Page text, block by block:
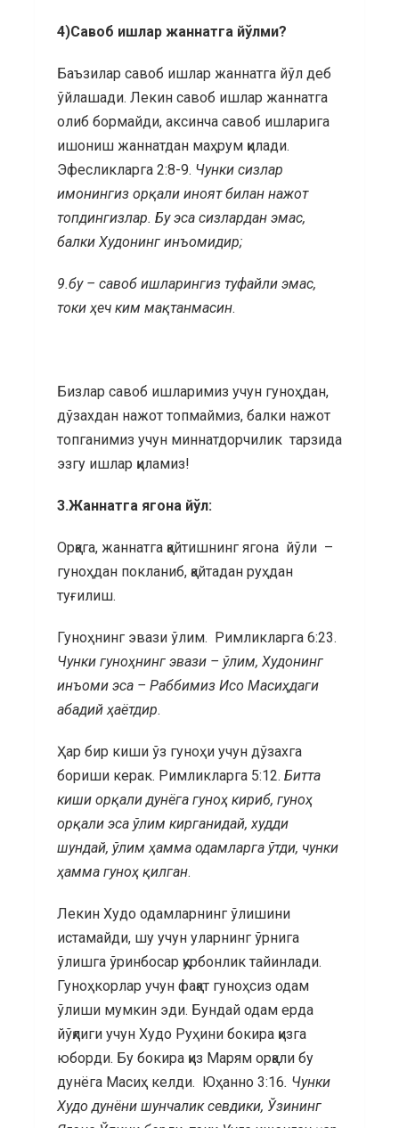
4)Савоб ишлар жаннатга йўлми?
Баъзилар савоб ишлар жаннатга йўл деб
ўйлашади. Лекин савоб ишлар жаннатга
олиб бормайди, аксинча савоб ишларига
ишониш жаннатдан маҳрум қилади.
Эфесликларга 2:8-9. Чунки сизлар
имонингиз орқали иноят билан нажот
топдингизлар. Бу эса сизлардан эмас,
балки Худонинг инъомидир;
9.бу – савоб ишларингиз туфайли эмас,
токи ҳеч ким мақтанмасин.
Бизлар савоб ишларимиз учун гуноҳдан,
дўзахдан нажот топмаймиз, балки нажот
топганимиз учун миннатдорчилик тарзида
эзгу ишлар қиламиз!
3.Жаннатга ягона йўл:
Орқага, жаннатга қайтишнинг ягона йўли –
гуноҳдан покланиб, қайтадан руҳдан
туғилиш.
Гуноҳнинг эвази ўлим. Римликларга 6:23.
Чунки гуноҳнинг эвази – ўлим, Худонинг
инъоми эса – Раббимиз Исо Масиҳдаги
абадий ҳаётдир.
Ҳар бир киши ўз гуноҳи учун дўзахга
бориши керак. Римликларга 5:12. Битта
киши орқали дунёга гуноҳ кириб, гуноҳ
орқали эса ўлим кирганидай, худди
шундай, ўлим ҳамма одамларга ўтди, чунки
ҳамма гуноҳ қилган.
Лекин Худо одамларнинг ўлишини
истамайди, шу учун уларнинг ўрнига
ўлишга ўринбосар қурбонлик тайинлади.
Гуноҳкорлар учун фақат гуноҳсиз одам
ўлиши мумкин эди. Бундай одам ерда
йўқлиги учун Худо Руҳини бокира қизга
юборди. Бу бокира қиз Марям орқали бу
дунёга Масиҳ келди. Юҳанно 3:16. Чунки
Худо дунёни шунчалик севдики, Ўзининг